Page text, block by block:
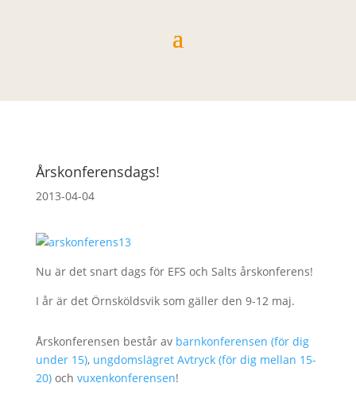
Årskonferensdags!
2013-04-04
Nu är det snart dags för EFS och Salts årskonferens!
I år är det Örnsköldsvik som gäller den 9-12 maj.
Årskonferensen består av barnkonferensen (för dig
under 15), ungdomslägret Avtryck (för dig mellan 15-
20)och vuxenkonferensen!